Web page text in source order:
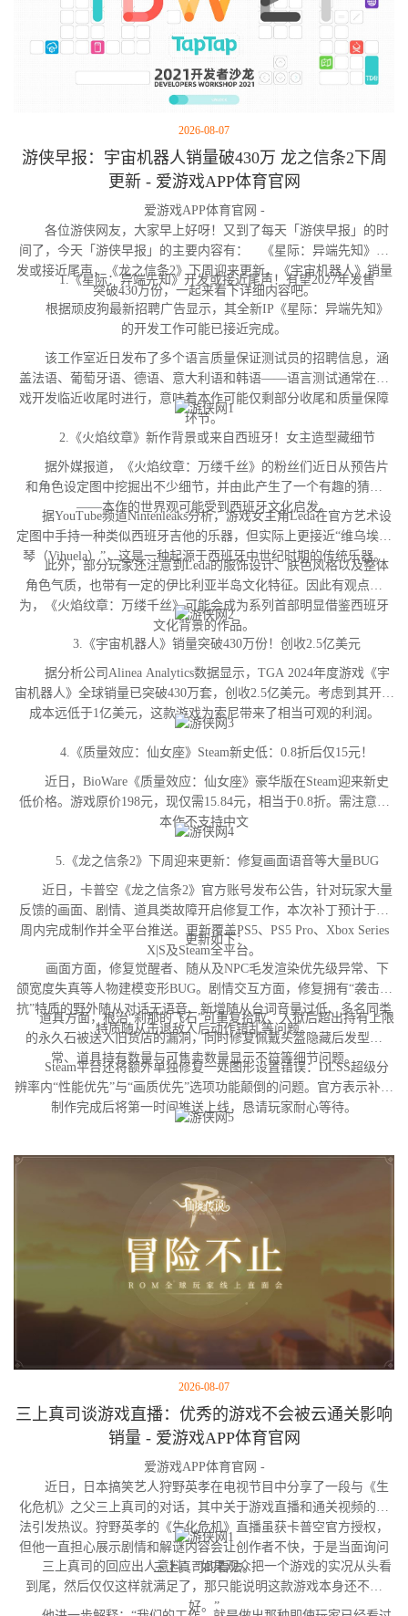
2026-08-07
游侠早报：宇宙机器人销量破430万 龙之信条2下周
更新 - 爱游戏APP体育官网
爱游戏APP体育官网 -
各位游侠网友，大家早上好呀！又到了每天「游侠早报」的时
间了，今天「游侠早报」的主要内容有： 《星际：异端先知》开
发或接近尾声，《龙之信条2》下周迎来更新，《宇宙机器人》销量
突破430万份，一起来看下详细内容吧。
1.《星际：异端先知》开发或接近尾声！有望2027年发售
根据顽皮狗最新招聘广告显示，其全新IP《星际：异端先知》
的开发工作可能已接近完成。
该工作室近日发布了多个语言质量保证测试员的招聘信息，涵
盖法语、葡萄牙语、德语、意大利语和韩语——语言测试通常在游
戏开发临近收尾时进行，意味着本作可能仅剩部分收尾和质量保障
环节。
2.《火焰纹章》新作背景或来自西班牙！女主造型藏细节
据外媒报道，《火焰纹章：万缕千丝》的粉丝们近日从预告片
和角色设定图中挖掘出不少细节，并由此产生了一个有趣的猜测
——本作的世界观可能受到西班牙文化启发。
据YouTube频道Nintenleaks分析，游戏女主角Leda在官方艺术设
定图中手持一种类似西班牙吉他的乐器，但实际上更接近“维乌埃拉
琴（Vihuela）”，这是一种起源于西班牙中世纪时期的传统乐器。
此外，部分玩家还注意到Leda的服饰设计、肤色风格以及整体
角色气质，也带有一定的伊比利亚半岛文化特征。因此有观点认
为，《火焰纹章：万缕千丝》可能会成为系列首部明显借鉴西班牙
文化背景的作品。
3.《宇宙机器人》销量突破430万份！创收2.5亿美元
据分析公司Alinea Analytics数据显示，TGA 2024年度游戏《宇
宙机器人》全球销量已突破430万套，创收2.5亿美元。考虑到其开发
成本远低于1亿美元，这款游戏为索尼带来了相当可观的利润。
4.《质量效应：仙女座》Steam新史低：0.8折后仅15元！
近日，BioWare《质量效应：仙女座》豪华版在Steam迎来新史
低价格。游戏原价198元，现仅需15.84元，相当于0.8折。需注意，
本作不支持中文
5.《龙之信条2》下周迎来更新：修复画面语音等大量BUG
近日，卡普空《龙之信条2》官方账号发布公告，针对玩家大量
反馈的画面、剧情、道具类故障开启修复工作，本次补丁预计于下
周内完成制作并全平台推送。更新覆盖PS5、PS5 Pro、Xbox Series
X|S及Steam全平台。
更新如下：
画面方面，修复觉醒者、随从及NPC毛发渲染优先级异常、下
颌宽度失真等人物建模变形BUG。剧情交互方面，修复拥有“袭击对
抗”特质的野外随从对话无语音、新增随从台词音量过低、多名同类
特质随从击退敌人后动作错乱等问题。
道具方面，根治“刹那的飞石”可重复拾取、入狱后超出持有上限
的永久石被送入旧货店的漏洞，同时修复佩戴头盔隐藏后发型异
常、道具持有数量与可售卖数量显示不符等细节问题。
Steam平台还将额外单独修复一处图形设置错误：DLSS超级分
辨率内“性能优先”与“画质优先”选项功能颠倒的问题。官方表示补丁
制作完成后将第一时间推送上线，恳请玩家耐心等待。
2026-08-07
三上真司谈游戏直播：优秀的游戏不会被云通关影响
销量 - 爱游戏APP体育官网
爱游戏APP体育官网 -
近日，日本搞笑艺人狩野英孝在电视节目中分享了一段与《生
化危机》之父三上真司的对话，其中关于游戏直播和通关视频的看
法引发热议。狩野英孝的《生化危机》直播虽获卡普空官方授权，
但他一直担心展示剧情和解谜内容会让创作者不快，于是当面询问
三上真司的看法。
三上真司的回应出人意料：“如果观众把一个游戏的实况从头看
到尾，然后仅仅这样就满足了，那只能说明这款游戏本身还不够
好。”